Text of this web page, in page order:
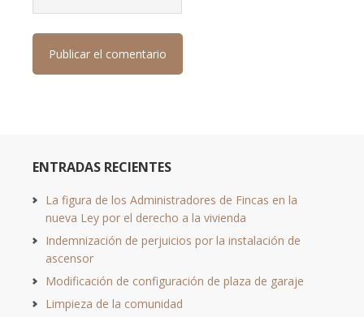
ENTRADAS RECIENTES
La figura de los Administradores de Fincas en la
nueva Ley por el derecho a la vivienda
Indemnización de perjuicios por la instalación de
ascensor
Modificación de configuración de plaza de garaje
Limpieza de la comunidad